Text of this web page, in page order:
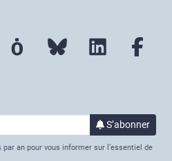
Mobilizon Bluesky LinkedIn
S’abonnerà la
an pour vous informer sur l’essentiel de